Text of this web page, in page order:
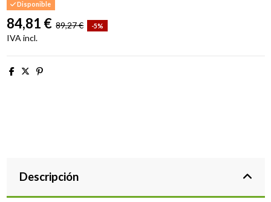
Disponible
84,81 € 89,27 € -5%
IVA incl.
Descripción